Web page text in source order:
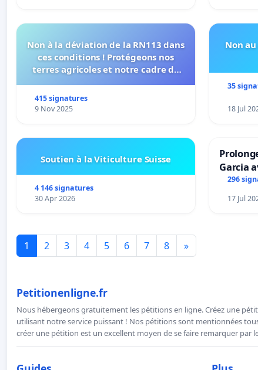
Non à la déviation de la RN113 dans
ces conditions ! Protégeons nos
terres agricoles et notre cadre de
415 signatures
9 Nov 2025
Non
35
18 Jul
Soutien à la Viticulture Suisse
4 146 signatures
30 Apr 2026
Garcia
296
17 Jul
1 2 3 4 5 6 7 8 »
Petitionenligne.fr
Nous hébergeons gratuitement les pétitions en ligne. Créez une
utilisant notre service puissant ! Nos pétitions sont mentionnées
créer une pétition est un excellent moyen de se faire remarquer par